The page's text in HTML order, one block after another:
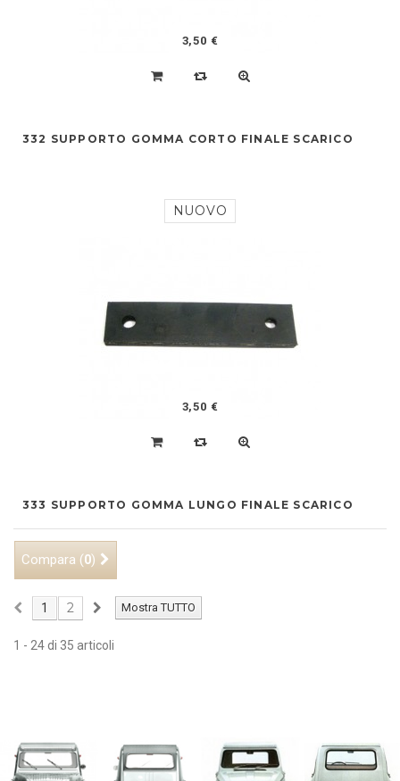
3,50 €
332 SUPPORTO GOMMA CORTO FINALE SCARICO
NUOVO
3,50 €
333 SUPPORTO GOMMA LUNGO FINALE SCARICO
Compara (0)
Mostra TUTTO
1 2
1 - 24 di 35 articoli